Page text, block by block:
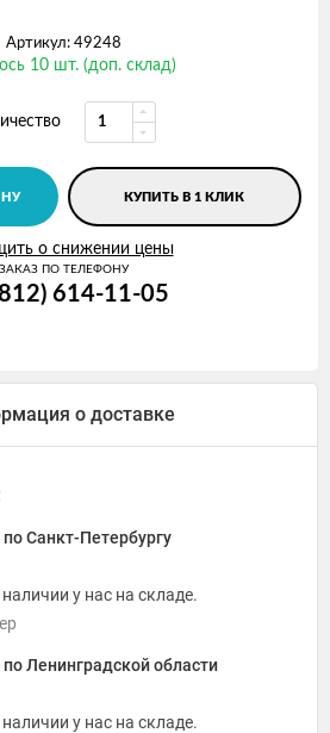
Артикул: 49248
10 шт. (доп. склад)
КУПИТЬ В 1 КЛИК
о снижении цены
ЗАКАЗ ПО ТЕЛЕФОНУ
614-11-05
о доставке
Санкт-Петербургу
у нас на складе.
Ленинградской области
у нас на складе.